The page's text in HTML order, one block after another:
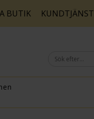
BUTIK KUNDTJÄNST